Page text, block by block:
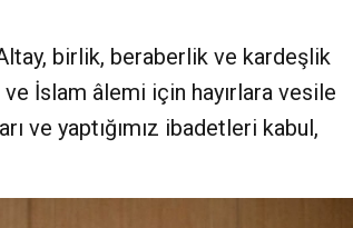
birlik, beraberlik ve kardeşlik
ve İslam âlemi için hayırlara vesile
ve yaptığımız ibadetleri kabul,